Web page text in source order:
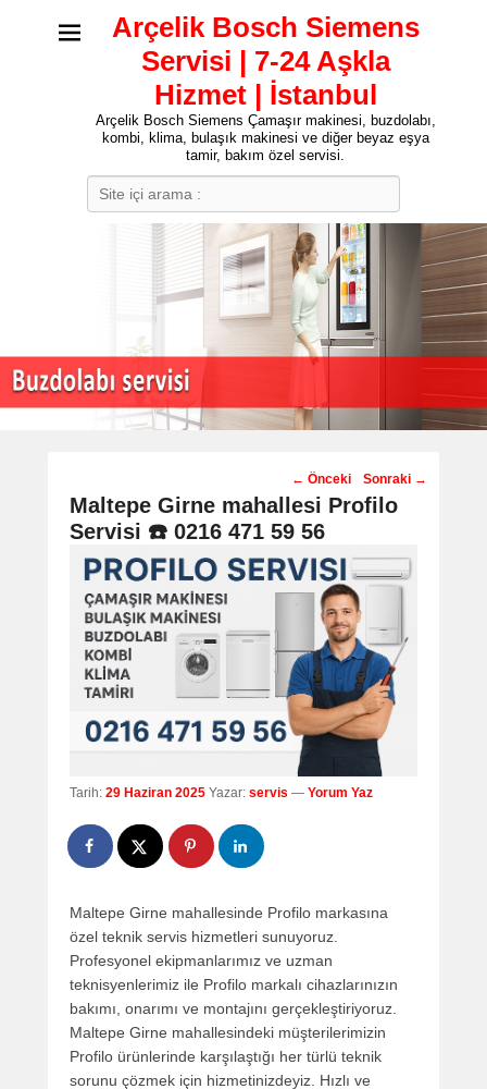
Arçelik Bosch Siemens
Servisi | 7-24 Aşkla
Hizmet | İstanbul
Arçelik Bosch Siemens Çamaşır makinesi, buzdolabı,
kombi, klima, bulaşık makinesi ve diğer beyaz eşya
tamir, bakım özel servisi.
Post
navigation
← Önceki Sonraki →
Maltepe Girne mahallesi Profilo
Servisi ☎️ 0216 471 59 56
Tarih: 29 Haziran 2025 Yazar: servis — Yorum Yaz
Maltepe Girne mahallesinde Profilo markasına
özel teknik servis hizmetleri sunuyoruz.
Profesyonel ekipmanlarımız ve uzman
teknisyenlerimiz ile Profilo markalı cihazlarınızın
bakımı, onarımı ve montajını gerçekleştiriyoruz.
Maltepe Girne mahallesindeki müşterilerimizin
Profilo ürünlerinde karşılaştığı her türlü teknik
sorunu çözmek için hizmetinizdeyiz. Hızlı ve